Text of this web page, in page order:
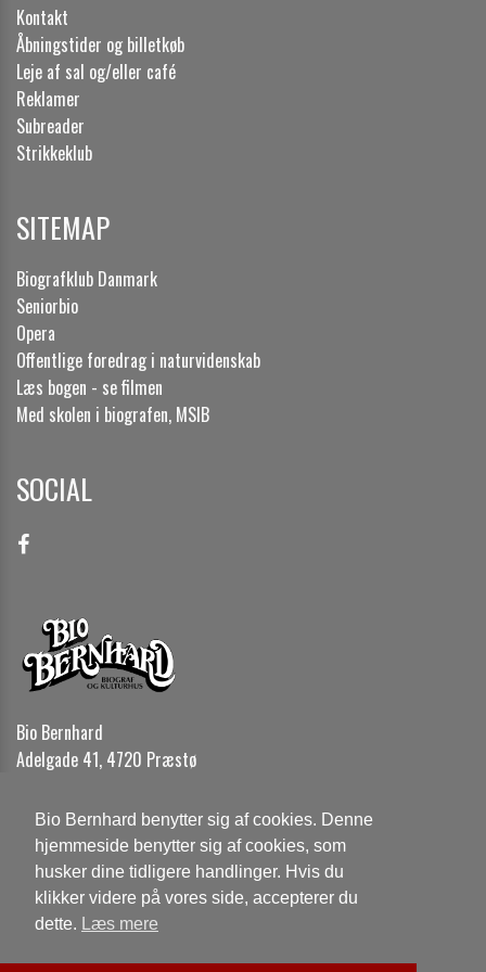
Bio Bernhard benytter sig af cookies. Denne
hjemmeside benytter sig af cookies, som
husker dine tidligere handlinger. Hvis du
klikker videre på vores side, accepterer du
dette. Læs mere
Kontakt
Åbningstider og billetkøb
Leje af sal og/eller café
Reklamer
Subreader
Strikkeklub
SITEMAP
Biografklub Danmark
Seniorbio
Opera
Offentlige foredrag i naturvidenskab
Læs bogen - se filmen
Med skolen i biografen, MSIB
SOCIAL
Bio Bernhard
Adelgade 41, 4720 Præstø
Telefon:5599 1920
Email: biobernhard@gmail.com
Cookie- og privatlivspolitik